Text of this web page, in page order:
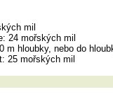
mil
24 mořských mil
m hloubky, nebo do
25 mořských mil